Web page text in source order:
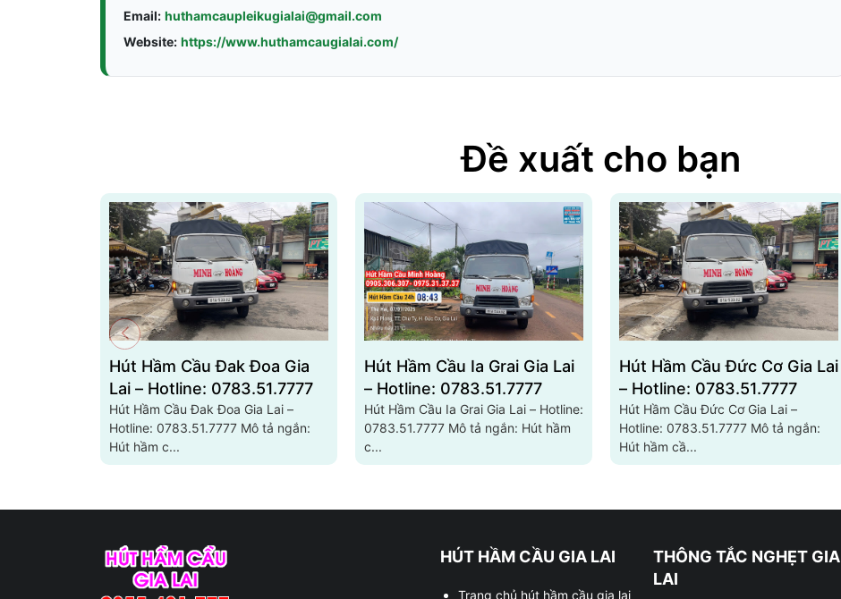
Email: huthamcaupleikugialai@gmail.com
Website: https://www.huthamcaugialai.com/
Đề xuất cho bạn
Hút Hầm Cầu Đak Đoa Gia
Lai – Hotline: 0783.51.7777
Hút Hầm Cầu Đak Đoa Gia Lai –
Hotline: 0783.51.7777 Mô tả ngắn:
Hút hầm c...
Hút Hầm Cầu Ia Grai Gia Lai
– Hotline: 0783.51.7777
Hút Hầm Cầu Ia Grai Gia Lai – Hotline:
0783.51.7777 Mô tả ngắn: Hút hầm
c...
Hút Hầm Cầu Đức Cơ Gia Lai
– Hotline: 0783.51.7777
Hút Hầm Cầu Đức Cơ Gia Lai –
Hotline: 0783.51.7777 Mô tả ngắn:
Hút hầm cầ...
HÚT HẦM CẦU GIA LAI
Trang chủ hút hầm cầu gia lai
THÔNG TẮC NGHẸT GIA
LAI